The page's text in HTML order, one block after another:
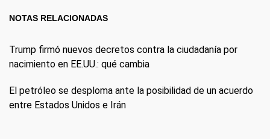
NOTAS RELACIONADAS
Trump firmó nuevos decretos contra la ciudadanía por
nacimiento en EE.UU.: qué cambia
El petróleo se desploma ante la posibilidad de un acuerdo
entre Estados Unidos e Irán